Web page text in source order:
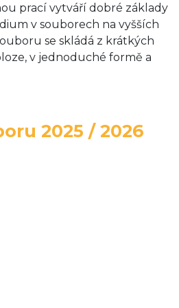
prací vytváří dobré základy
v souborech na vyšších
se skládá z krátkých
v jednoduché formě a
2025 / 2026